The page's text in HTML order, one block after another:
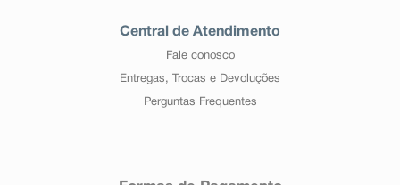
Central de Atendimento
Fale conosco
Entregas, Trocas e Devoluções
Perguntas Frequentes